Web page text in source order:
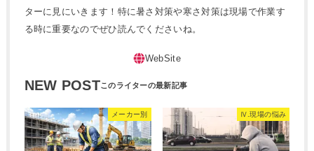
ターに見にいきます！特に暑さ対策や寒さ対策は現場で作業す
る時に重要なのでぜひ読んでくださいね。
NEW POST
メーカー別 Ⅳ.現場の悩み